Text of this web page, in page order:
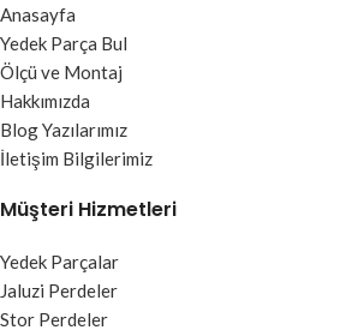
Anasayfa
Yedek Parça Bul
Ölçü ve Montaj
Hakkımızda
Blog Yazılarımız
İletişim Bilgilerimiz
Müşteri Hizmetleri
Yedek Parçalar
Jaluzi Perdeler
Stor Perdeler